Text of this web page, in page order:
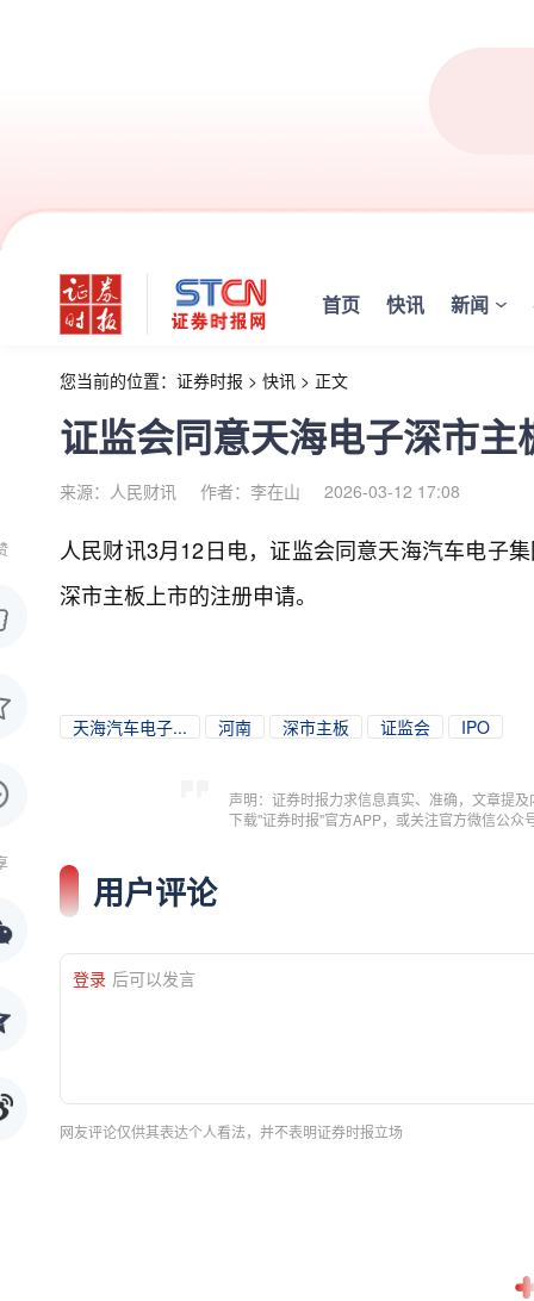
首页 快讯 新闻
您当前的位置： 证券时报 > 快讯 > 正文
证监会同意天海电子深市主
来源：人民财讯 作者：李在山 2026-03-12 17:08
人民财讯3月12日电，证监会同意天海汽车电子
深市主板上市的注册申请。
天海汽车电子... 河南 深市主板 证监会 IPO
声明：证券时报力求信息真实、准确，文章提
下载"证券时报"官方APP，或关注官方微信公
用户评论
登录 后可以发言
网友评论仅供其表达个人看法，并不表明证券时报立场